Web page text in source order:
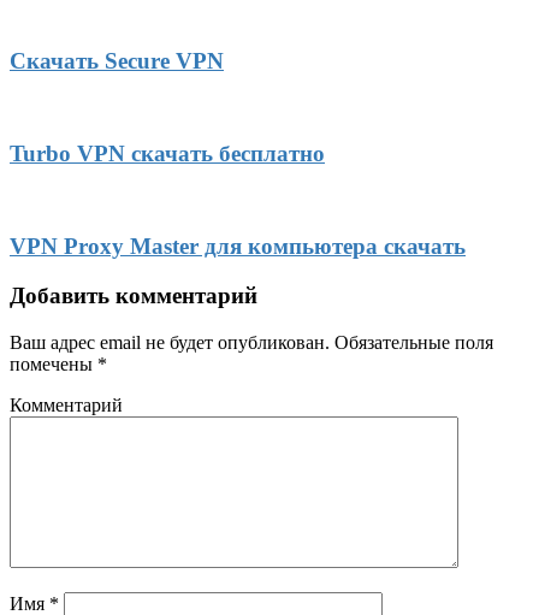
Скачать Secure VPN
Turbo VPN скачать бесплатно
VPN Proxy Master для компьютера скачать
Добавить комментарий
Ваш адрес email не будет опубликован. Обязательные поля
помечены *
Комментарий
Имя *